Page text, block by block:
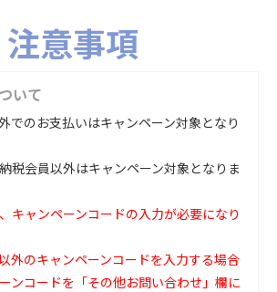
注意事項
いて
でのお支払いはキャンペーン対象となり
税会員以外はキャンペーン対象となりま
キャンペーンコードの入力が必要になり
外のキャンペーンコードを入力する場合
ンコードを「その他お問い合わせ」欄に